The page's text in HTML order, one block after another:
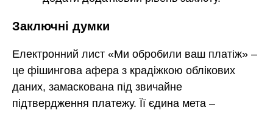
Заключні думки
Електронний лист «Ми обробили ваш платіж» –
це фішингова афера з крадіжкою облікових
даних, замаскована під звичайне
підтвердження платежу. Її єдина мета –